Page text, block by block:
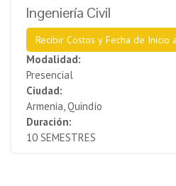
Ingeniería Civil
Recibir Costos y Fecha de Inicio
Modalidad:
Presencial
Ciudad:
Armenia, Quindío
Duración:
10 SEMESTRES